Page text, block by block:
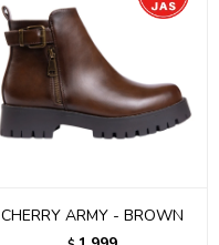
CHERRY ARMY - BROWN